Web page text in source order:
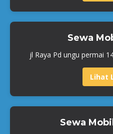
Sewa
jl Raya Pd ungu permai
Lihat
Sewa